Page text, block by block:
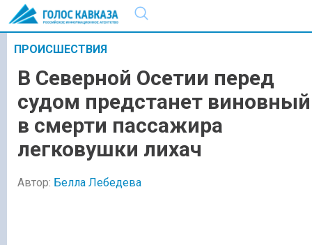
ПРОИСШЕСТВИЯ
В Северной Осетии перед
судом предстанет виновный
в смерти пассажира
легковушки лихач
Автор: Белла Лебедева